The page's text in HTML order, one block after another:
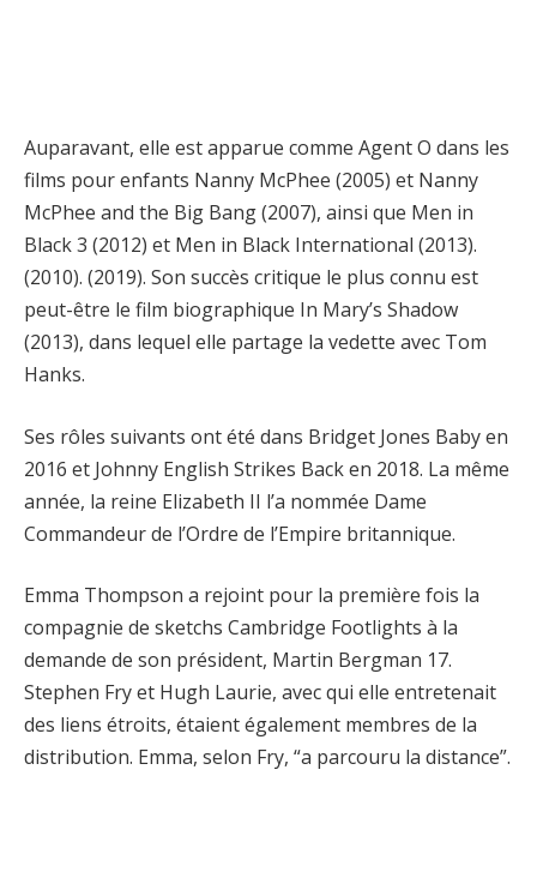
Auparavant, elle est apparue comme Agent O dans les
films pour enfants Nanny McPhee (2005) et Nanny
McPhee and the Big Bang (2007), ainsi que Men in
Black 3 (2012) et Men in Black International (2013).
(2010). (2019). Son succès critique le plus connu est
peut-être le film biographique In Mary’s Shadow
(2013), dans lequel elle partage la vedette avec Tom
Hanks.
Ses rôles suivants ont été dans Bridget Jones Baby en
2016 et Johnny English Strikes Back en 2018. La même
année, la reine Elizabeth II l’a nommée Dame
Commandeur de l’Ordre de l’Empire britannique.
Emma Thompson a rejoint pour la première fois la
compagnie de sketchs Cambridge Footlights à la
demande de son président, Martin Bergman 17.
Stephen Fry et Hugh Laurie, avec qui elle entretenait
des liens étroits, étaient également membres de la
distribution. Emma, ​​selon Fry, “a parcouru la distance”.